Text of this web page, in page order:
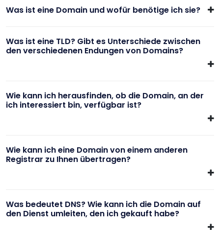
Was ist eine Domain und wofür benötige ich sie?
Was ist eine TLD? Gibt es Unterschiede zwischen
den verschiedenen Endungen von Domains?
Wie kann ich herausfinden, ob die Domain, an der
ich interessiert bin, verfügbar ist?
Wie kann ich eine Domain von einem anderen
Registrar zu Ihnen übertragen?
Was bedeutet DNS? Wie kann ich die Domain auf
den Dienst umleiten, den ich gekauft habe?